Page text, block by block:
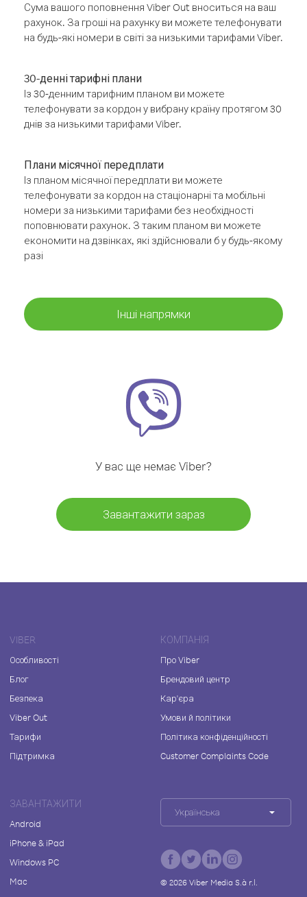
Сума вашого поповнення Viber Out вноситься на ваш
рахунок. За гроші на рахунку ви можете телефонувати
на будь-які номери в світі за низькими тарифами Viber.
30-денні тарифні плани
Із 30-денним тарифним планом ви можете
телефонувати за кордон у вибрану країну протягом 30
днів за низькими тарифами Viber.
Плани місячної передплати
Із планом місячної передплати ви можете
телефонувати за кордон на стаціонарні та мобільні
номери за низькими тарифами без необхідності
поповнювати рахунок. З таким планом ви можете
економити на дзвінках, які здійснювали б у будь-якому
разі
Інші напрямки
У вас ще немає Viber?
Завантажити зараз
VIBER
Особливості
Блог
Безпека
Viber Out
Тарифи
Підтримка
КОМПАНІЯ
Про Viber
Брендовий центр
Кар'єра
Умови й політики
Політика конфіденційності
Customer Complaints Code
ЗАВАНТАЖИТИ
Android
iPhone & iPad
Windows PC
Mac
Українська
© 2026Viber Media S.à r.l.